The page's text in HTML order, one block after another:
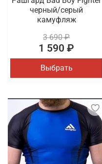
черный/серый
камуфляж
3 690 ₽
1 590 ₽
Выбрать